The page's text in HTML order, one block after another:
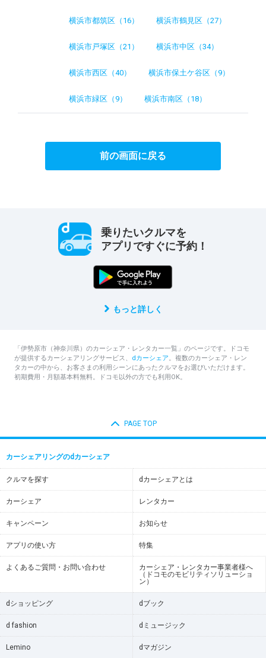
横浜市都筑区（16） 横浜市鶴見区（27）
横浜市戸塚区（21） 横浜市中区（34）
横浜市西区（40） 横浜市保土ケ谷区（9）
横浜市緑区（9） 横浜市南区（18）
前の画面に戻る
乗りたいクルマを
アプリですぐに予約！
もっと詳しく
「伊勢原市（神奈川県）のカーシェア・レンタカー一覧」のページです。ドコモ
が提供するカーシェアリングサービス、 dカーシェア。複数のカーシェア・レン
タカーの中から、お客さまの利用シーンにあったクルマをお選びいただけます。
初期費用・月額基本料無料。ドコモ以外の方でも利用OK。
PAGE TOP
カーシェアリングのdカーシェア
クルマを探す dカーシェアとは
カーシェア レンタカー
キャンペーン お知らせ
アプリの使い方 特集
よくあるご質問・お問い合わせ
カーシェア・レンタカー事業者様へ
（ドコモのモビリティソリューショ
ン）
dショッピング dブック
d fashion dミュージック
Lemino dマガジン